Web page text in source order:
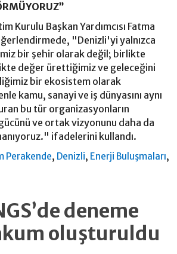
Kurulu Başkan Yardımcısı Fatma
"Denizli'yi yalnızca
bir şehir olarak değil; birlikte
değer ürettiğimiz ve geleceğini
bir ekosistem olarak
kamu, sanayi ve iş dünyasını aynı
bu tür organizasyonların
ve ortak vizyonunu daha da
ifadelerini kullandı.
Perakende, Denizli, Enerji Buluşmaları,
deneme
oluşturuldu